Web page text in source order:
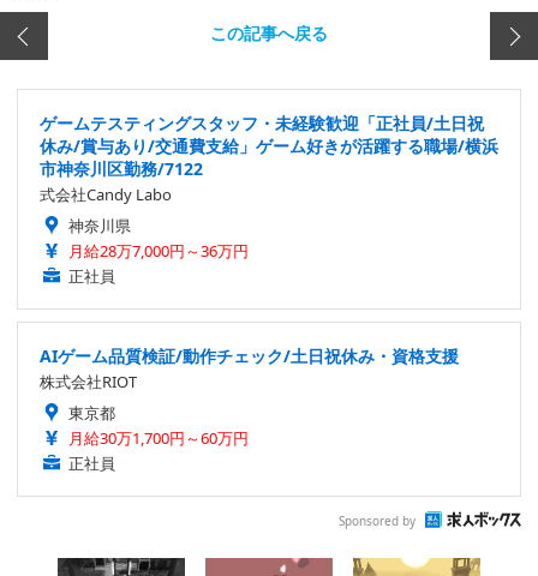
この記事へ戻る
ゲームテスティングスタッフ・未経験歓迎「正社員/土日祝
休み/賞与あり/交通費支給」ゲーム好きが活躍する職場/横浜
市神奈川区勤務/7122
式会社Candy Labo
神奈川県
月給28万7,000円～36万円
正社員
AIゲーム品質検証/動作チェック/土日祝休み・資格支援
株式会社RIOT
東京都
月給30万1,700円～60万円
正社員
Sponsored by